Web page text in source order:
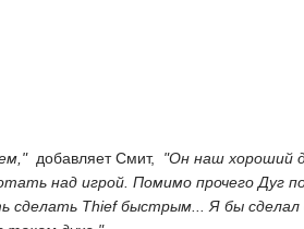
 добавляет Смит,  "Он наш хороший
над игрой. Помимо прочего Дуг
сделать Thief быстрым... Я бы